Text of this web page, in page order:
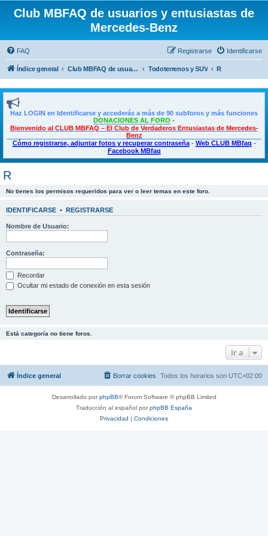
Club MBFAQ de usuarios y entusiastas de
Mercedes-Benz
FAQ Identificarse
Registrarse
Índice general Club MBFAQ de usuarios y entusiastas de Mercedes Benz Todoterrenos y SUV R
Haz LOGIN en Identificarse y accederás a más de 90 subforos y más funciones
DONACIONES AL FORO -
Bienvenido al CLUB MBFAQ – El Club de Verdaderos Entusiastas de Mercedes-
Benz
Cómo registrarse, adjuntar fotos y recuperar contraseña- Web CLUB MBfaq -
Facebook MBfaq
R
No tienes los permisos requeridos para ver o leer temas en este foro.
IDENTIFICARSE • REGISTRARSE
Nombre de Usuario:
Contraseña:
Recordar
Ocultar mi estado de conexión en esta sesión
Está categoría no tiene foros.
Ir a
Índice general Todos los horarios son UTC+02:00
Borrar cookies
Desarrollado porphpBB® Forum Software © phpBB Limited
Traducción al español porphpBB España
Privacidad | Condiciones